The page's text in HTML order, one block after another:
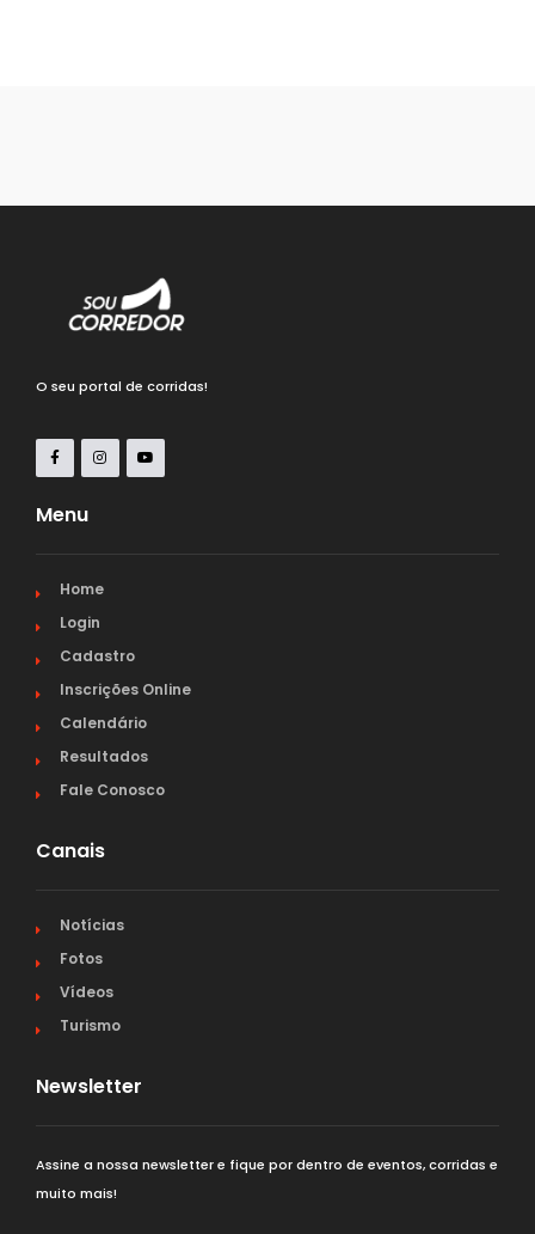
O seu portal de corridas!
Menu
Home
Login
Cadastro
Inscrições Online
Calendário
Resultados
Fale Conosco
Canais
Notícias
Fotos
Vídeos
Turismo
Newsletter
Assine a nossa newsletter e fique por dentro de eventos, corridas e
muito mais!